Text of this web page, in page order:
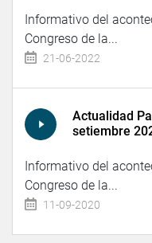
Informativo del
Congreso de la...
21-06-2022
Actualidad
setiembre
Informativo del
Congreso de la...
11-09-2020